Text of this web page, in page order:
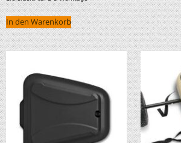
In den Warenkorb